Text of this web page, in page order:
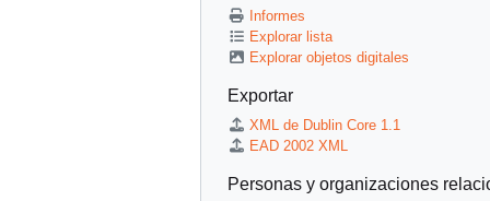
Informes
Explorar lista
Explorar objetos digitales
Exportar
XML de Dublin Core 1.1
EAD 2002 XML
Personas y organizaciones